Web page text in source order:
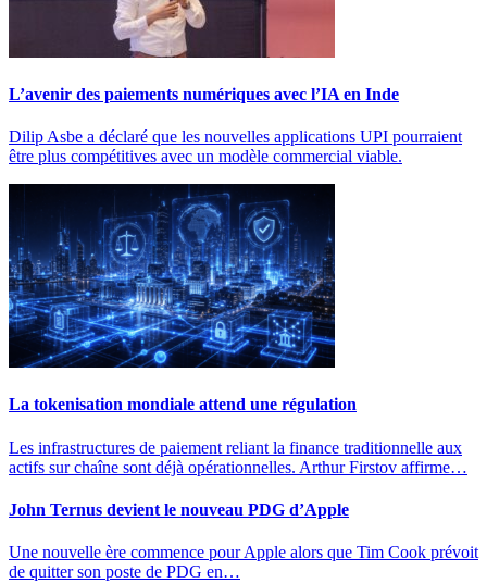
L’avenir des paiements numériques avec l’IA en Inde
Dilip Asbe a déclaré que les nouvelles applications UPI pourraient
être plus compétitives avec un modèle commercial viable.
La tokenisation mondiale attend une régulation
Les infrastructures de paiement reliant la finance traditionnelle aux
actifs sur chaîne sont déjà opérationnelles. Arthur Firstov affirme…
John Ternus devient le nouveau PDG d’Apple
Une nouvelle ère commence pour Apple alors que Tim Cook prévoit
de quitter son poste de PDG en…